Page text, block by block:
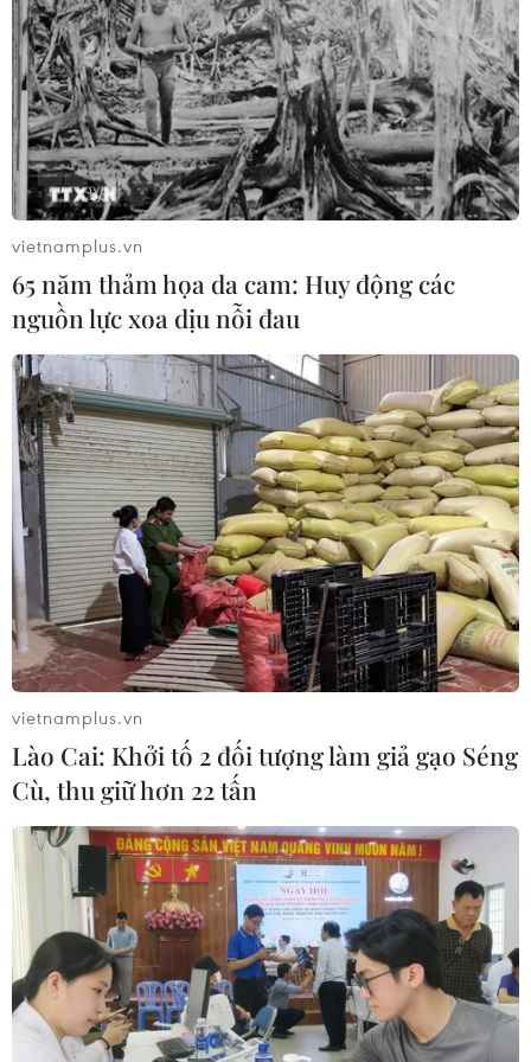
lộ hành vi của nghi phạm trước khi
gây án
09/08/2026 13:42
Australia điều tra vụ hai máy bay suýt
va chạm tại sân bay Sydney
Chiến dịch siết nhập cư của Mỹ tăng
tốc, ICE bắt giữ 51.000 người
09/08/2026 06:56
Cháy rừng nghiêm trọng tại Canada,
cảnh báo lũ quét ở Đông Nam nước
Mỹ
09/08/2026 06:28
Màn pháo hoa mừng Quốc khánh Mỹ
lập kỷ lục Guinness thế giới
Bão Dolphin gây ảnh hưởng diện
rộng tại miền Đông Trung Quốc
09/08/2026 04:23
Nhật Bản: Sạt lở đất khiến gần 400
du khách mắc kẹt
vietnamplus.vn
65 năm thảm họa da cam: Huy động các
nguồn lực xoa dịu nỗi đau
vietnamplus.vn
Lào Cai: Khởi tố 2 đối tượng làm giả gạo Séng
Cù, thu giữ hơn 22 tấn